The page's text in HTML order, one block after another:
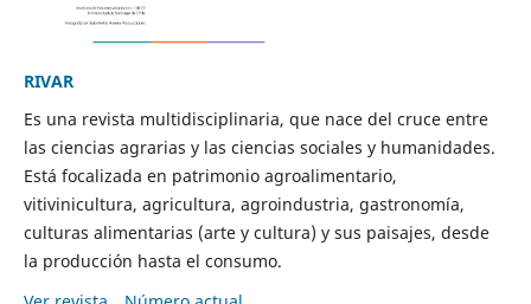
RIVAR
Es una revista multidisciplinaria, que nace del cruce entre
las ciencias agrarias y las ciencias sociales y humanidades.
Está focalizada en patrimonio agroalimentario,
vitivinicultura, agricultura, agroindustria, gastronomía,
culturas alimentarias (arte y cultura) y sus paisajes, desde
la producción hasta el consumo.